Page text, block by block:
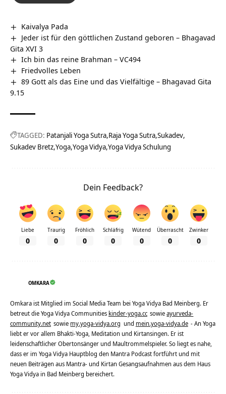
Kaivalya Pada
Jeder ist für den göttlichen Zustand geboren – Bhagavad
Gita XVI 3
Ich bin das reine Brahman – VC494
Friedvolles Leben
89 Gott als das Eine und das Vielfältige – Bhagavad Gita
9.15
TAGGED: Patanjali Yoga Sutra Raja Yoga Sutra Sukadev
Sukadev Bretz Yoga Yoga Vidya Yoga Vidya Schulung
Dein Feedback?
Liebe
0
Traurig
0
Fröhlich
0
Schläfrig
0
Wütend
0
Überrascht
0
Zwinker
0
OMKARA
Omkara ist Mitglied im Social Media Team bei Yoga Vidya Bad Meinberg. Er
betreut die Yoga Vidya Communities kinder-yoga.cc sowieayurveda-
community.net sowie my.yoga-vidya.org und mein.yoga-vidya.de - An Yoga
liebt er vor allem Bhakti-Yoga, Meditation und Kirtansingen. Er ist
leidenschaftlicher Obertonsänger und Maultrommelspieler. So liegt es nahe,
dass er im Yoga Vidya Hauptblog den Mantra Podcast fortführt und mit
neuen Beiträgen aus Mantra- und Kirtan Gesangsaufnahmen aus dem Haus
Yoga Vidya in Bad Meinberg bereichert.